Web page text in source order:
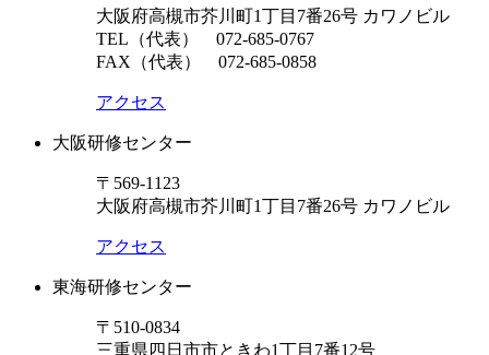
大阪府高槻市芥川町1丁目7番26号 カワノビル
TEL（代表） 072-685-0767
FAX（代表） 072-685-0858
アクセス
大阪研修センター
〒569-1123
大阪府高槻市芥川町1丁目7番26号 カワノビル
アクセス
東海研修センター
〒510-0834
三重県四日市市ときわ1丁目7番12号